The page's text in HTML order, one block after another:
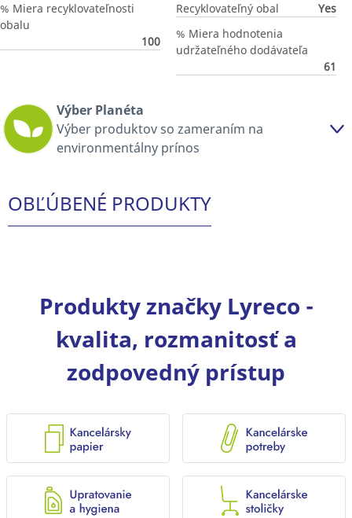
% Miera recyklovateľnosti
obalu
100
Recyklovateľný obal
Yes
% Miera hodnotenia
udržateľného dodávateľa
61
Výber Planéta
Výber produktov so zameraním na
environmentálny prínos
OBĽÚBENÉ PRODUKTY
Produkty značky Lyreco -
kvalita, rozmanitosť a
zodpovedný prístup